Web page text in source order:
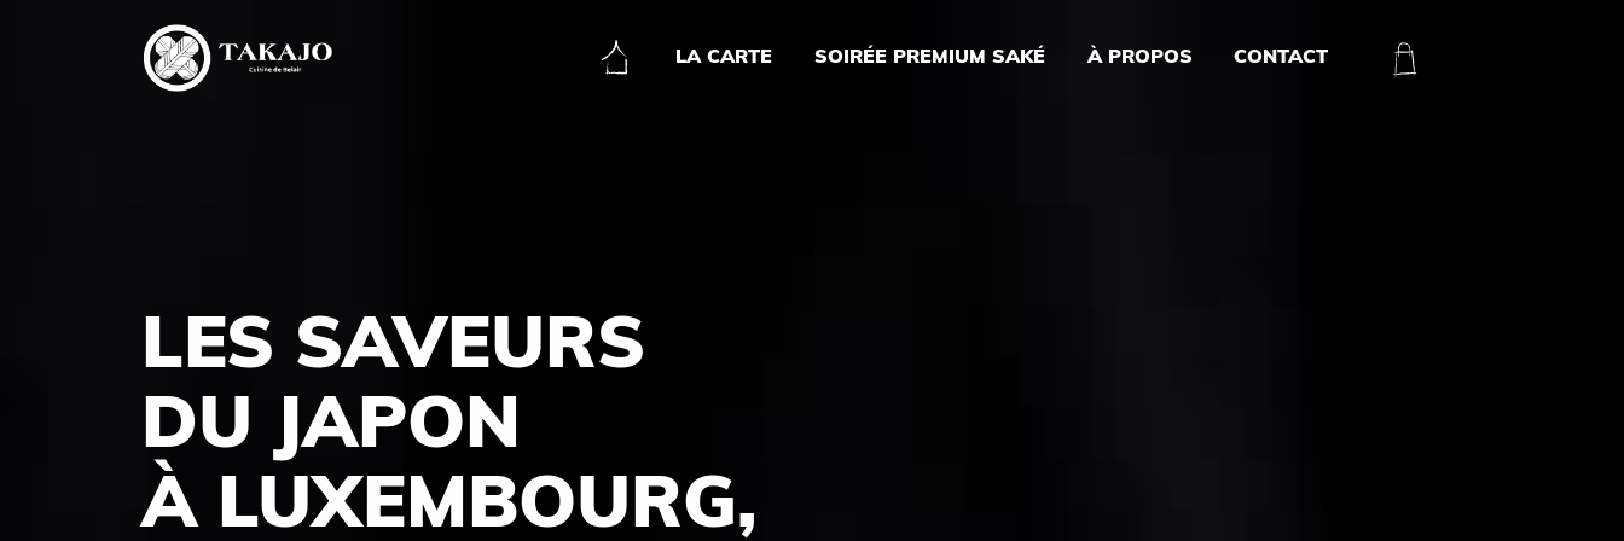
LA CARTE SOIRÉE PREMIUM SAKÉ À PROPOS CONTACT
LES SAVEURS
DU JAPON
À LUXEMBOURG,